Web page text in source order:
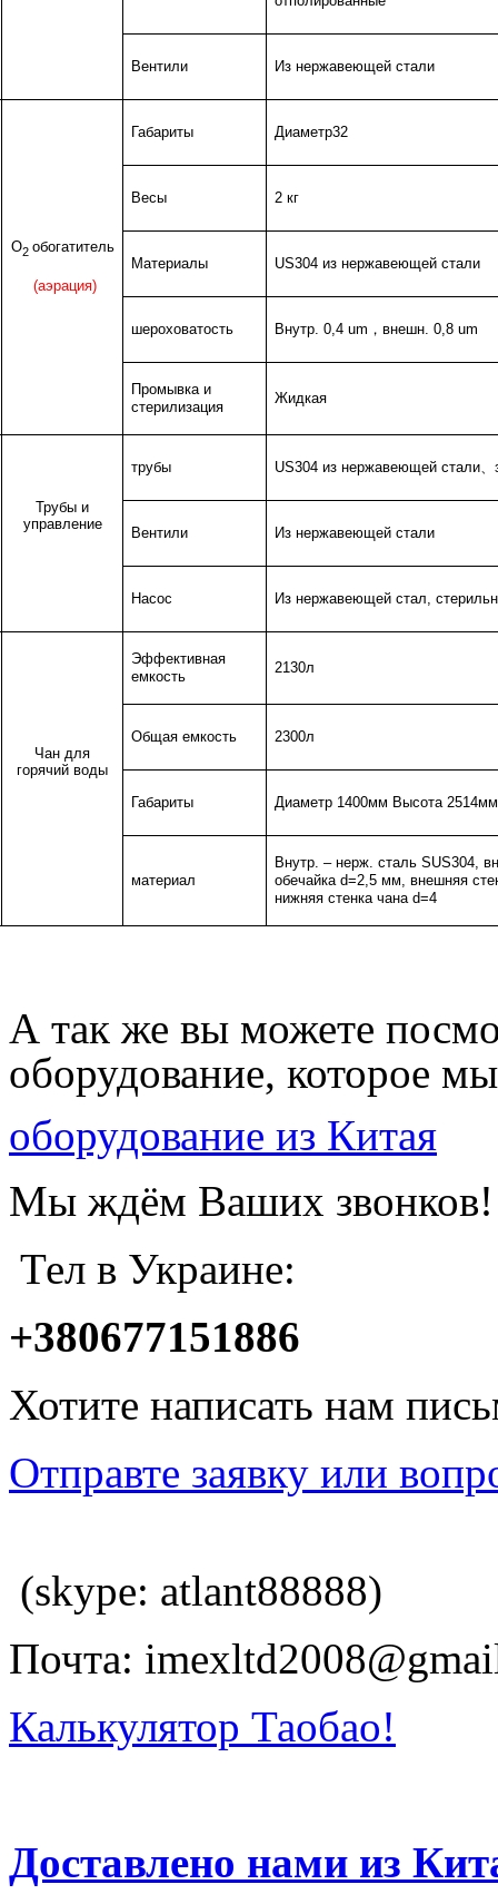
Вентили Из нержавеющей стали
О2 обогатитель
(аэрация)
Габариты Диаметр32
Весы 2 кг
Материалы US304 из нержавеющей стали
шероховатость Внутр. 0,4 um ，внешн. 0,8 um
Промывка и
стерилизация
Жидкая
Трубы и
управление
трубы US304 из нержавеющей стали 、
Вентили Из нержавеющей стали
Насос Из нержавеющей стал,
Чан для
горячий воды
Эффективная
емкость
2130л
Общая емкость 2300л
Габариты Диаметр 1400мм Высота 2514мм
материал
Внутр. – нерж. сталь SUS304,
обечайка d=2,5 мм, внешняя
нижняя стенка чана d=4
А так же вы можете
оборудование, которое
оборудование из Китая
Мы ждём Ваших звонков!
Тел в Украине:
+380677151886
Хотите написать нам
Отправте заявку или
(skype: atlant88888)
Почта:
Калькулятор Таобао!
Доставлено нами из